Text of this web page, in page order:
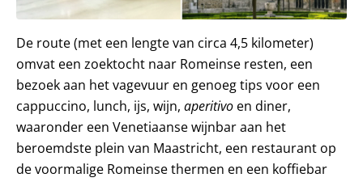
De route (met een lengte van circa 4,5 kilometer)
omvat een zoektocht naar Romeinse resten, een
bezoek aan het vagevuur en genoeg tips voor een
cappuccino, lunch, ijs, wijn, aperitivo en diner,
waaronder een Venetiaanse wijnbar aan het
beroemdste plein van Maastricht, een restaurant op
de voormalige Romeinse thermen en een koffiebar